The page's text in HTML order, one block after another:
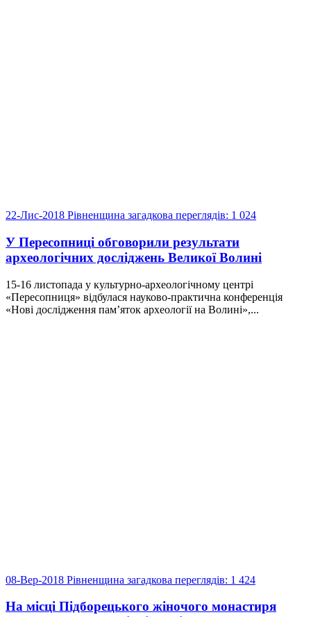
22-Лис-2018 Рівненщина загадкова переглядів: 1 024
У Пересопниці обговорили результати
археологічних досліджень Великої Волині
15-16 листопада у культурно-археологічному центрі
«Пересопниця» відбулася науково-практична конференція
«Нові дослідження пам’яток археології на Волині»,...
08-Вер-2018 Рівненщина загадкова переглядів: 1 424
На місці Підборецького жіночого монастиря